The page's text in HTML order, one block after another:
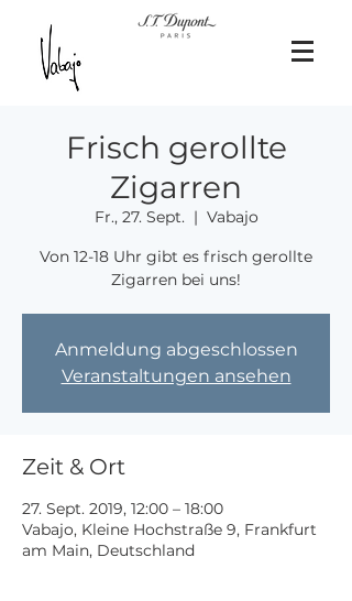
Frisch gerollte
Zigarren
Fr., 27. Sept.
  |
Vabajo
Von 12-18 Uhr gibt es frisch gerollte
Zigarren bei uns!
Anmeldung abgeschlossen
Veranstaltungen ansehen
Zeit & Ort
27. Sept. 2019, 12:00 – 18:00
Vabajo, Kleine Hochstraße 9, Frankfurt
am Main, Deutschland